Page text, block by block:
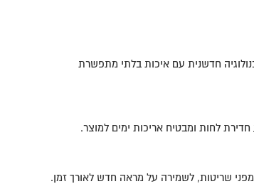
חדשנית עם איכות בלתי מתפשרת
מפני שריטות, לשמירה על מראה חדש לאורך זמן.